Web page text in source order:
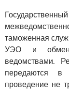
таможенная
УЭО и
ведомствами.
передаются в
проведение не